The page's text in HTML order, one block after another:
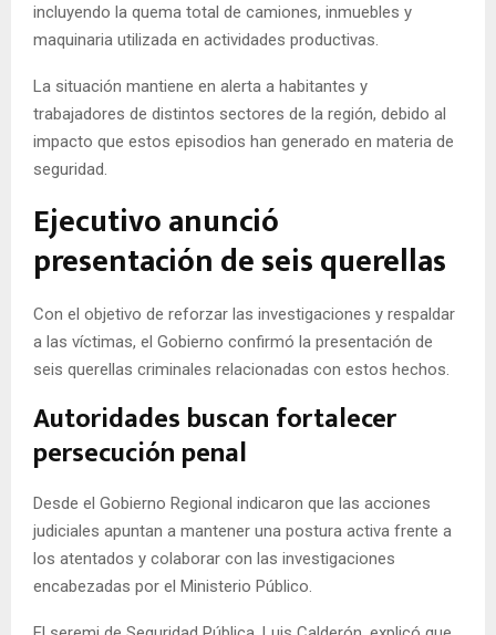
incluyendo la quema total de camiones, inmuebles y
maquinaria utilizada en actividades productivas.
La situación mantiene en alerta a habitantes y
trabajadores de distintos sectores de la región, debido al
impacto que estos episodios han generado en materia de
seguridad.
Ejecutivo anunció
presentación de seis querellas
Con el objetivo de reforzar las investigaciones y respaldar
a las víctimas, el Gobierno confirmó la presentación de
seis querellas criminales relacionadas con estos hechos.
Autoridades buscan fortalecer
persecución penal
Desde el Gobierno Regional indicaron que las acciones
judiciales apuntan a mantener una postura activa frente a
los atentados y colaborar con las investigaciones
encabezadas por el Ministerio Público.